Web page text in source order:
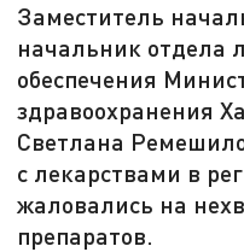
Заместитель
начальник отдела
обеспечения
здравоохранения
Светлана
с лекарствами в
жаловались на
препаратов.